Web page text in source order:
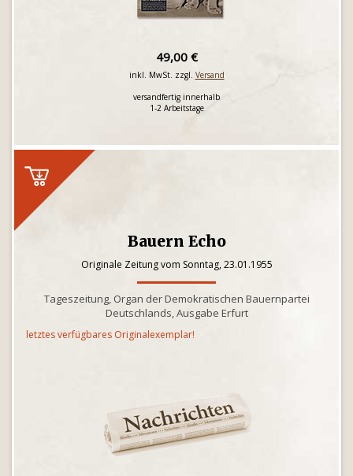
49,00 €
inkl. MwSt. zzgl. Versand
versandfertig innerhalb
1-2 Arbeitstage
Bauern Echo
Originale Zeitung vom Sonntag, 23.01.1955
Tageszeitung, Organ der Demokratischen Bauernpartei
Deutschlands, Ausgabe Erfurt
letztes verfügbares Originalexemplar!